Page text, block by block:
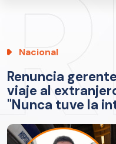
Nacional
Renuncia
viaje al
"Nunca tuve la